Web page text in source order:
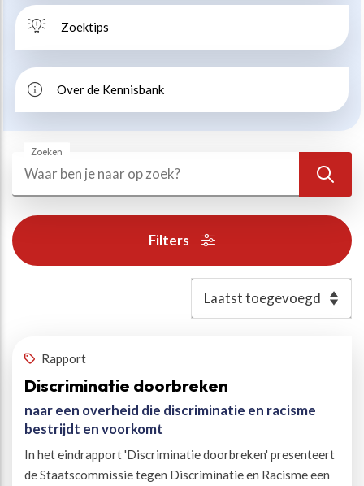
Zoektips
Over de Kennisbank
Zoeken
Zoeken
Filters
Rapport
Discriminatie doorbreken
naar een overheid die discriminatie en racisme
bestrijdt en voorkomt
In het eindrapport 'Discriminatie doorbreken' presenteert
de Staatscommissie tegen Discriminatie en Racisme een
Esports, gaming en gamification
Alle thema’s